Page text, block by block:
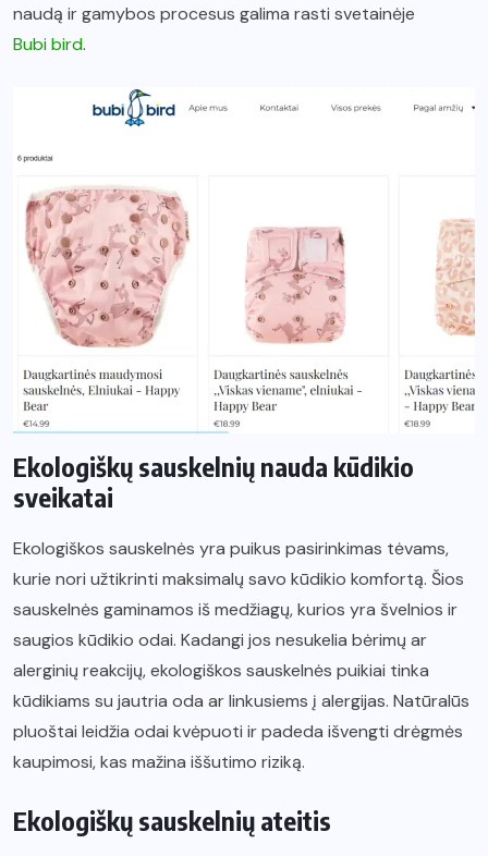
naudą ir gamybos procesus galima rasti svetainėje
Bubi bird.
Ekologiškų sauskelnių nauda kūdikio
sveikatai
Ekologiškos sauskelnės yra puikus pasirinkimas tėvams,
kurie nori užtikrinti maksimalų savo kūdikio komfortą. Šios
sauskelnės gaminamos iš medžiagų, kurios yra švelnios ir
saugios kūdikio odai. Kadangi jos nesukelia bėrimų ar
alerginių reakcijų, ekologiškos sauskelnės puikiai tinka
kūdikiams su jautria oda ar linkusiems į alergijas. Natūralūs
pluoštai leidžia odai kvėpuoti ir padeda išvengti drėgmės
kaupimosi, kas mažina iššutimo riziką.
Ekologiškų sauskelnių ateitis